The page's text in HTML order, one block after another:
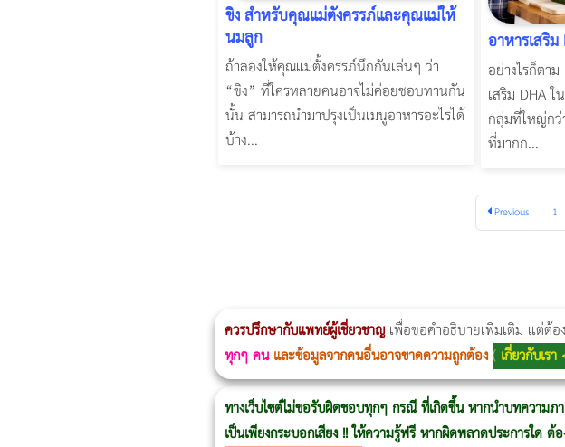
ขิง สำหรับคุณแม่ตั้งครรภ์และคุณแม่ให้
นมลูก
ถ้าลองให้คุณแม่ตั้งครรภ์นึกกันเล่นๆ ว่า
“ขิง” ที่ใครหลายคนอาจไม่ค่อยชอบทานกัน
นั้น สามารถนำมาปรุงเป็นเมนูอาหารอะไรได้
บ้าง...
อาหารเสริ
อย่างไรก็ตา
เสริม DHA
กลุ่มที่ใหญ่ก
ที่มากก...
Previous 1
ควรปรึกษากับแพทย์ผู้เชี่ยวชาญเพื่อขอคำอธิบายเพิ่มเติม แต่ต้อ
ทุกๆ คน และข้อมูลจากคนอื่นอาจขาดความถูกต้อง( เกี่ยวกับเร
ทางเว็บไซต์ไม่ขอรับผิดชอบทุกๆ กรณี ที่เกิดขึ้น หากนำบทความภ
เป็นเพียงกระบอกเสียง !! ให้ความรู้ฟรี หากผิดพลาดประการใด